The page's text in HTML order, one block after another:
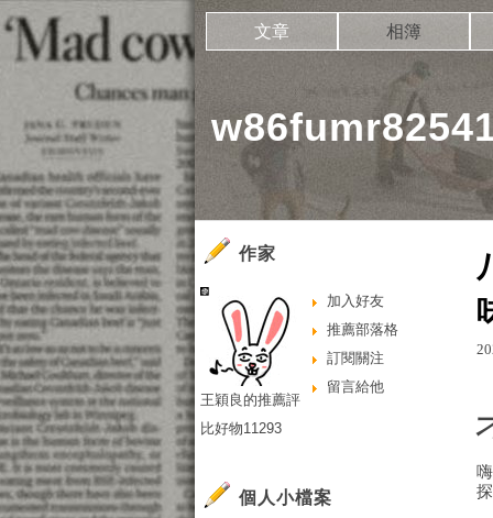
文章 相簿
作家
加入好友
推薦部落格
訂閱關注
留言給他
王穎良的推薦評
比好物11293
個人小檔案